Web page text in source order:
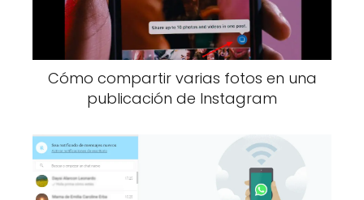
Cómo compartir varias fotos en una
publicación de Instagram